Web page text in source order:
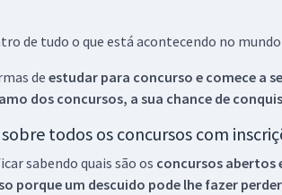
de tudo o que está acontecendo no
de estudar para concurso e comece a
dosconcursos, a sua chance de
todos os concursos com
sabendo quais são os concursos abertos
porque um descuido pode lhe fazer